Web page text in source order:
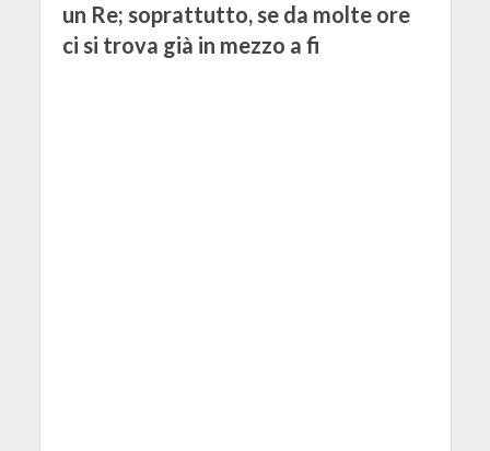
un Re; soprattutto, se da molte ore
ci si trova già in mezzo a fi